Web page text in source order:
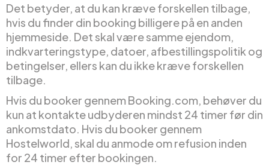
Det betyder, at du kan kræve forskellen tilbage,
hvis du finder din booking billigere på en anden
hjemmeside. Det skal være samme ejendom,
indkvarteringstype, datoer, afbestillingspolitik og
betingelser, ellers kan du ikke kræve forskellen
tilbage.
Hvis du booker gennem Booking.com, behøver du
kun at kontakte udbyderen mindst 24 timer før din
ankomstdato. Hvis du booker gennem
Hostelworld, skal du anmode om refusion inden
for 24 timer efter bookingen.